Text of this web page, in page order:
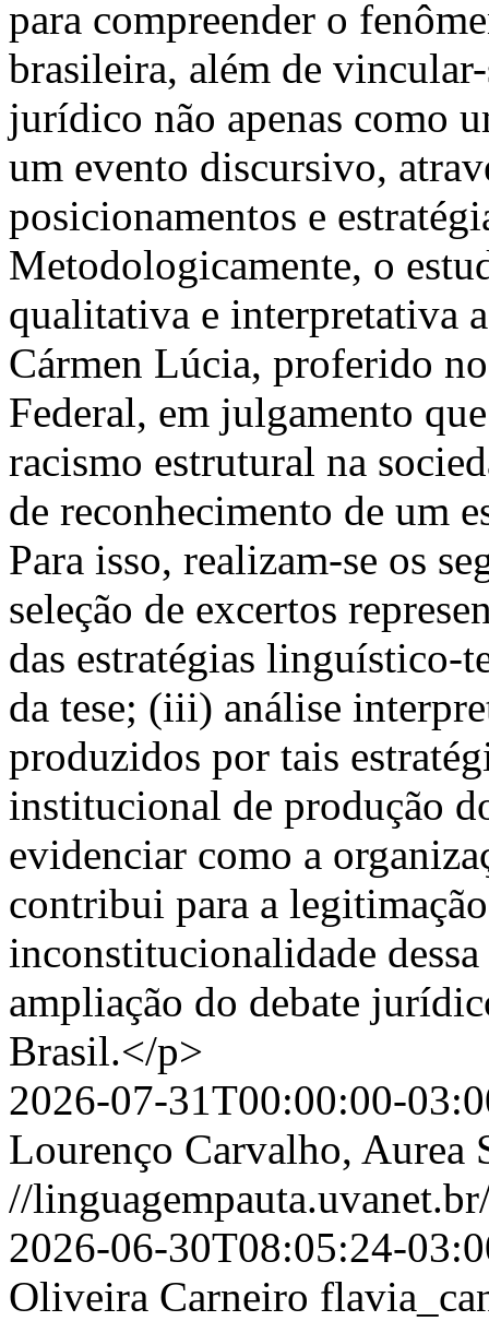
para compreender o
brasileira, além de
jurídico não apenas como
um evento discursivo,
posicionamentos e
Metodologicamente, o
qualitativa e interpretativa
Cármen Lúcia, proferido
Federal, em julgamento
racismo estrutural na
de reconhecimento de um
Para isso, realizam-se os
seleção de excertos
das estratégias linguístico-
da tese; (iii) análise
produzidos por tais
institucional de produção
evidenciar como a
contribui para a
inconstitucionalidade
ampliação do debate
Brasil.</p>
2026-07-31T00:00:00-
Lourenço Carvalho, Aurea
//
2026-06-30T08:05:24-
Oliveira Carneiro